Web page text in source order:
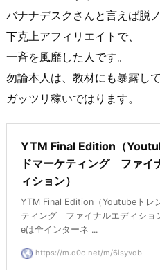
バナナデスクさんと言えば脱
下克上アフィリエイトで、
一斉を風靡した人です。
勿論本人は、教材にも暴露して
ガッツリ稼いではります。
YTM Final Edition（
ドマーケティング ファイ
ィション）
YTM Final Edition（Youtubeトレ
ティング ファイナルエディショ
eは全インターネ ...
https://m.q0o.net/m/6isyvqb